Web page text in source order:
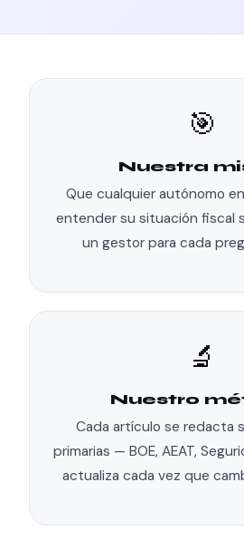
🎯
Nuestra
Que cualquier autónomo
entender su situación fiscal
un gestor para cada
🔬
Nuestro
Cada artículo se redacta
primarias — BOE, AEAT,
actualiza cada vez que